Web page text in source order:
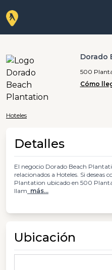
Dorado
500
Cómo
Hoteles
Detalles
El negocio Dorado Beach
relacionados a Hoteles. Si deseas
Plantation ubicado en 500
llam más...
Ubicación